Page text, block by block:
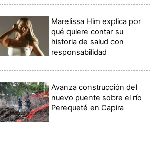
Marelissa Him explica por
qué quiere contar su
historia de salud con
responsabilidad
Avanza construcción del
nuevo puente sobre el río
Perequeté en Capira